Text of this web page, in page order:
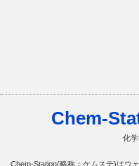
Chem-
化
Chem-Station(略称：ケムステ)はウ